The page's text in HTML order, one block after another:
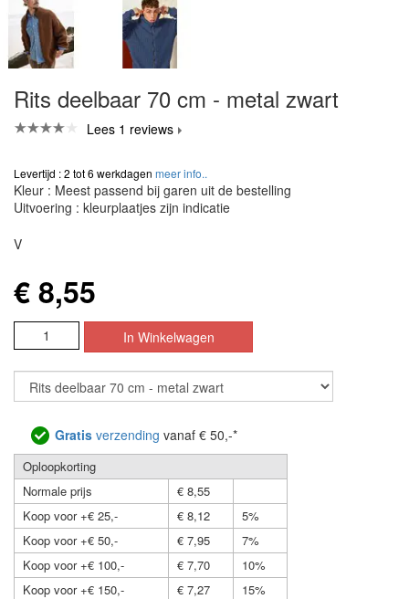
Rits deelbaar 70 cm - metal zwart
Lees 1 reviews
Levertijd : 2 tot 6 werkdagen meer info..
Kleur : Meest passend bij garen uit de bestelling
Uitvoering : kleurplaatjes zijn indicatie
V
€ 8,55
Gratis verzending vanaf € 50,-*
Oploopkorting
Normale prijs
€ 8,55
Koop voor +€ 25,-
€ 8,12
5%
Koop voor +€ 50,-
€ 7,95
7%
Koop voor +€ 100,-
€ 7,70
10%
Koop voor +€ 150,-
€ 7,27 15%